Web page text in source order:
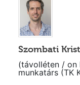
Szombati
(távolléten / on
munkatárs (TK